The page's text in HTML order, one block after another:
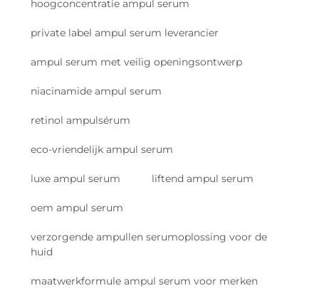
hoogconcentratie ampul serum
private label ampul serum leverancier
ampul serum met veilig openingsontwerp
niacinamide ampul serum
retinol ampulsérum
eco-vriendelijk ampul serum
luxe ampul serum liftend ampul serum
oem ampul serum
verzorgende ampullen serumoplossing voor de
huid
maatwerkformule ampul serum voor merken